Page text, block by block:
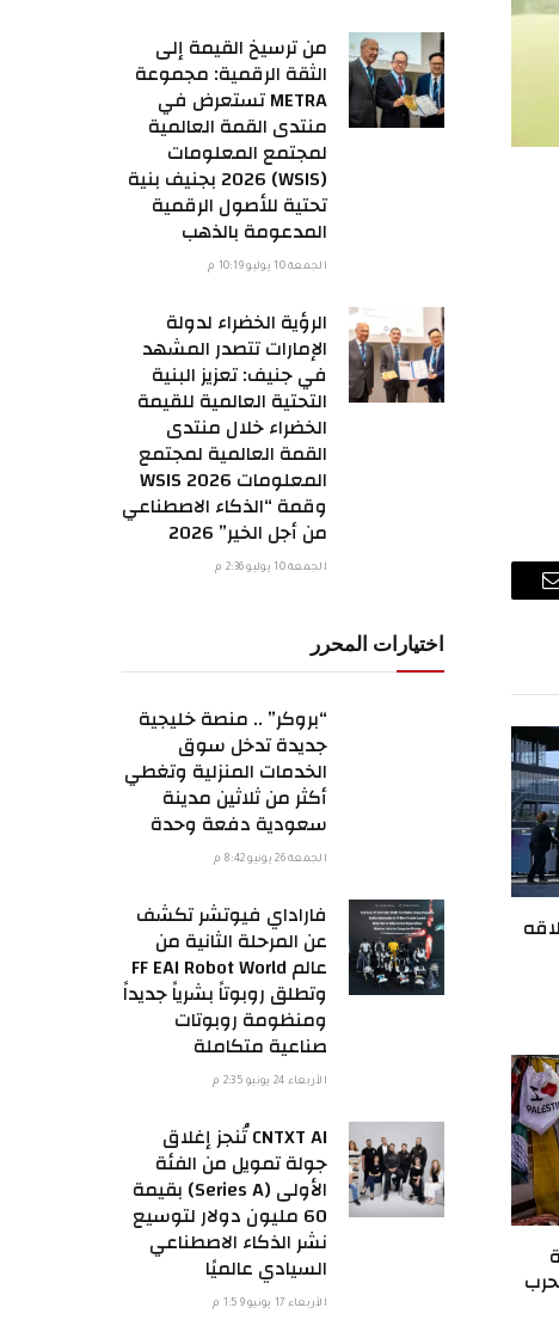
البريد
من ترسيخ القيمة إلى
الثقة الرقمية: مجموعة
METRA تستعرض في
منتدى القمة العالمية
لمجتمع المعلومات
(WSIS) 2026 بجنيف بنية
تحتية للأصول الرقمية
المدعومة بالذهب
الجمعة 10 يوليو 10:19 م
الرؤية الخضراء لدولة
الإمارات تتصدر المشهد
في جنيف: تعزيز البنية
التحتية العالمية للقيمة
الخضراء خلال منتدى
القمة العالمية لمجتمع
المعلومات WSIS 2026
وقمة “الذكاء الاصطناعي
من أجل الخير” 2026
الجمعة 10 يوليو 2:36 م
اختيارات المحرر
“بروكر” .. منصة خليجية
جديدة تدخل سوق
الخدمات المنزلية وتغطي
أكثر من ثلاثين مدينة
سعودية دفعة وحدة
الجمعة 26 يونيو 8:42 م
فاراداي فيوتشر تكشف
عن المرحلة الثانية من
عالم FF EAI Robot World
وتطلق روبوتاً بشرياً جديداً
ومنظومة روبوتات
صناعية متكاملة
الأربعاء 24 يونيو 2:35 م
CNTXT AI تُنجز إغلاق
جولة تمويل من الفئة
الأولى (Series A) بقيمة
60 مليون دولار لتوسيع
نشر الذكاء الاصطناعي
السيادي عالميًا
الأربعاء 17 يونيو 1:59 م